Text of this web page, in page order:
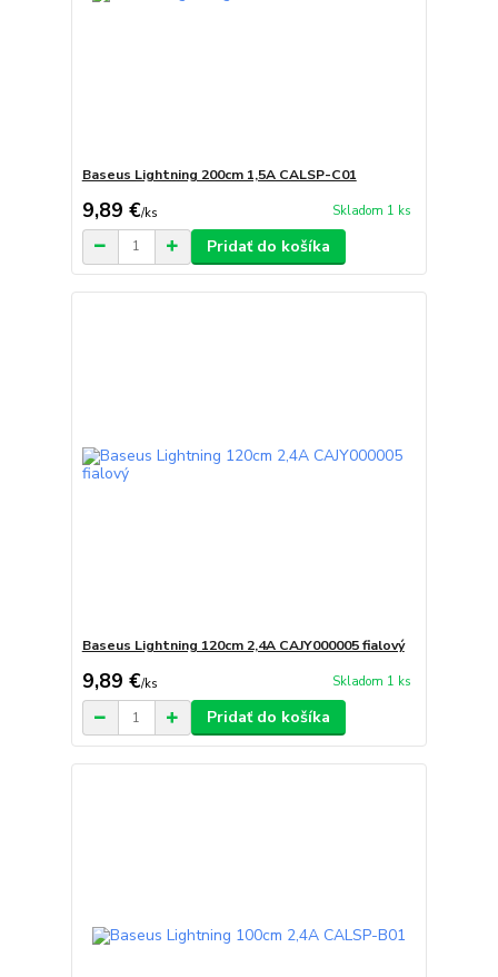
Baseus Lightning 200cm 1,5A CALSP-C01
9,89 €/ks Skladom 1 ks
Pridať do košíka
Baseus Lightning 120cm 2,4A CAJY000005 fialový
9,89 €/ks Skladom 1 ks
Pridať do košíka